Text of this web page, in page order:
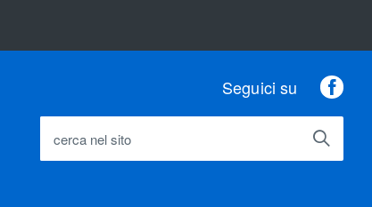
Seguici su
cerca nel sito